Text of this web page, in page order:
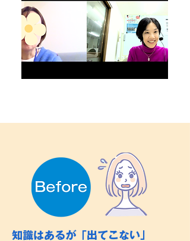
知識はあるが「出てこない」